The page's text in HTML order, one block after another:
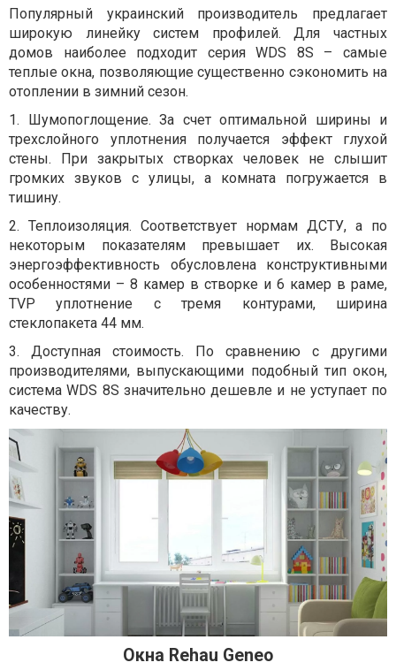
Популярный украинский производитель предлагает
широкую линейку систем профилей. Для частных
домов наиболее подходит серия WDS 8S – самые
теплые окна, позволяющие существенно сэкономить на
отоплении в зимний сезон.
1. Шумопоглощение. За счет оптимальной ширины и
трехслойного уплотнения получается эффект глухой
стены. При закрытых створках человек не слышит
громких звуков с улицы, а комната погружается в
тишину.
2. Теплоизоляция. Соответствует нормам ДСТУ, а по
некоторым показателям превышает их. Высокая
энергоэффективность обусловлена конструктивными
особенностями – 8 камер в створке и 6 камер в раме,
TVP уплотнение с тремя контурами, ширина
стеклопакета 44 мм.
3. Доступная стоимость. По сравнению с другими
производителями, выпускающими подобный тип окон,
система WDS 8S значительно дешевле и не уступает по
качеству.
Окна Rehau Geneo